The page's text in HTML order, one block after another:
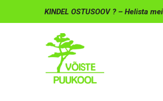
KINDEL OSTUSOOV ? – Helista